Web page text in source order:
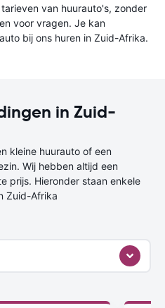
van huurauto's, zonder
voor vragen. Je kan
bij ons huren in Zuid-Afrika.
in Zuid-
kleine huurauto of een
Wij hebben altijd een
prijs. Hieronder staan enkele
Zuid-Afrika